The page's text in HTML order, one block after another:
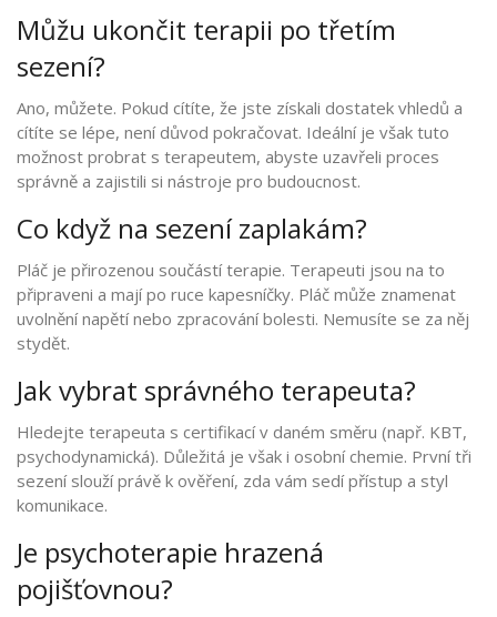
Můžu ukončit terapii po třetím
sezení?
Ano, můžete. Pokud cítíte, že jste získali dostatek vhledů a
cítíte se lépe, není důvod pokračovat. Ideální je však tuto
možnost probrat s terapeutem, abyste uzavřeli proces
správně a zajistili si nástroje pro budoucnost.
Co když na sezení zaplakám?
Pláč je přirozenou součástí terapie. Terapeuti jsou na to
připraveni a mají po ruce kapesníčky. Pláč může znamenat
uvolnění napětí nebo zpracování bolesti. Nemusíte se za něj
stydět.
Jak vybrat správného terapeuta?
Hledejte terapeuta s certifikací v daném směru (např. KBT,
psychodynamická). Důležitá je však i osobní chemie. První tři
sezení slouží právě k ověření, zda vám sedí přístup a styl
komunikace.
Je psychoterapie hrazená
pojišťovnou?